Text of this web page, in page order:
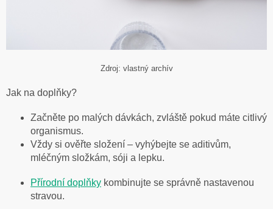
Zdroj: vlastný archív
Jak na doplňky?
Začněte po malých dávkách, zvláště pokud máte citlivý
organismus.
Vždy si ověřte složení – vyhýbejte se aditivům,
mléčným složkám, sóji a lepku.
Přírodní doplňky kombinujte se správně nastavenou
stravou.